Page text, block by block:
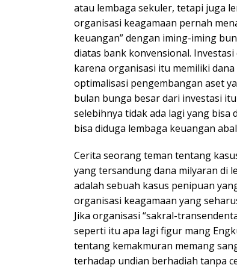
atau lembaga sekuler, tetapi juga
organisasi keagamaan pernah
keuangan” dengan iming-iming
diatas bank konvensional.
karena organisasi itu memiliki
optimalisasi pengembangan aset
bulan bunga besar dari investasi
selebihnya tidak ada lagi yang bisa
bisa diduga lembaga keuangan
Cerita seorang teman tentang
yang tersandung dana milyaran di
adalah sebuah kasus penipuan
organisasi keagamaan yang
Jika organisasi “sakral-
seperti itu apa lagi figur mang
tentang kemakmuran memang
terhadap undian berhadiah tanpa